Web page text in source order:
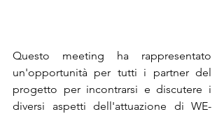
Questo meeting ha rappresentato
un'opportunità per tutti i partner del
progetto per incontrarsi e discutere i
diversi aspetti dell'attuazione di WE-